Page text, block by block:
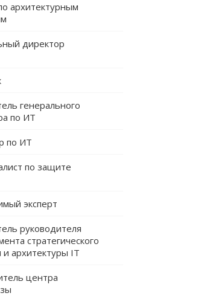
архитектурным
директор
генерального
по ИТ
по ИТ
по защите
эксперт
руководителя
стратегического
и архитектуры IT
центра